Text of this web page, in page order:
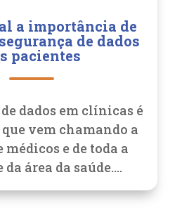
a importância de
de dados
pacientes
dados em clínicas é
vem chamando a
médicos e de toda a
da área da saúde....